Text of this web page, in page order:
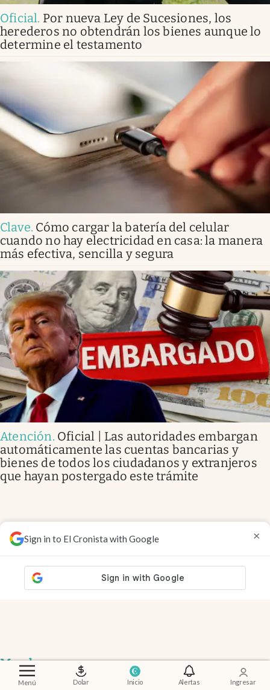
Menú Dolar Inicio Alertas Ingresar
Sign in to El Cronista with Google ×
Oficial. Por nueva Ley de Sucesiones, los
herederos no obtendrán los bienes aunque lo
determine el testamento
Clave. Cómo cargar la batería del celular
cuando no hay electricidad en casa: la manera
más efectiva, sencilla y segura
Atención. Oficial | Las autoridades embargan
automáticamente las cuentas bancarias y
bienes de todos los ciudadanos y extranjeros
que hayan postergado este trámite
Members